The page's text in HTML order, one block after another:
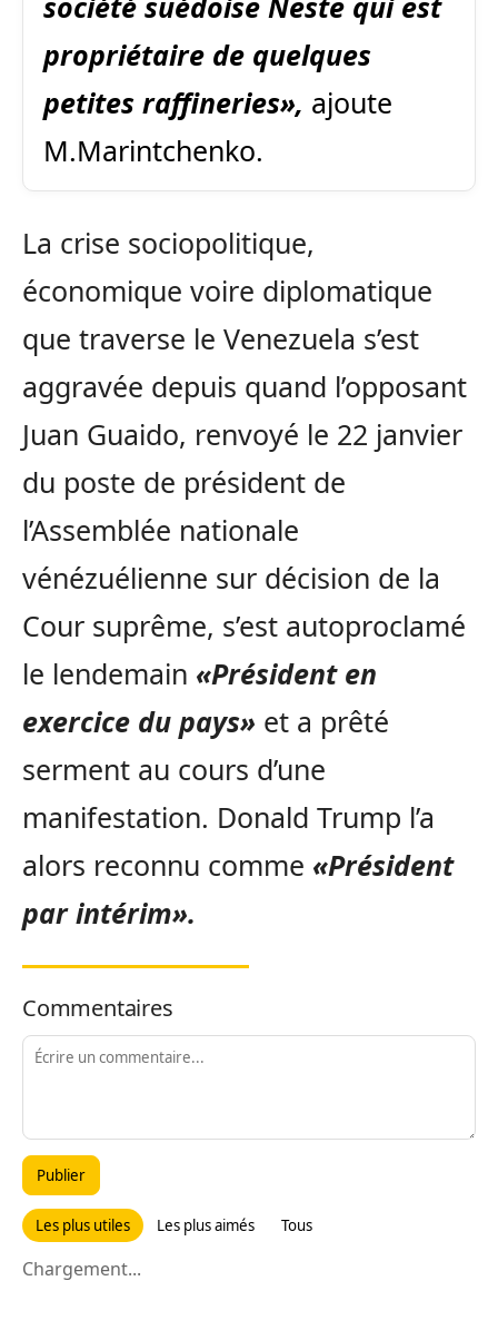
propriétaire de quelques
petites raffineries», ajoute
M.Marintchenko.
La crise sociopolitique,
économique voire diplomatique
que traverse le Venezuela s’est
aggravée depuis quand l’opposant
Juan Guaido, renvoyé le 22 janvier
du poste de président de
l’Assemblée nationale
vénézuélienne sur décision de la
Cour suprême, s’est autoproclamé
le lendemain «Président en
exercice du pays» et a prêté
serment au cours d’une
manifestation. Donald Trump l’a
alors reconnu comme «Président
par intérim».
Commentaires
Publier
Les plus utiles Les plus aimés Tous
Chargement...